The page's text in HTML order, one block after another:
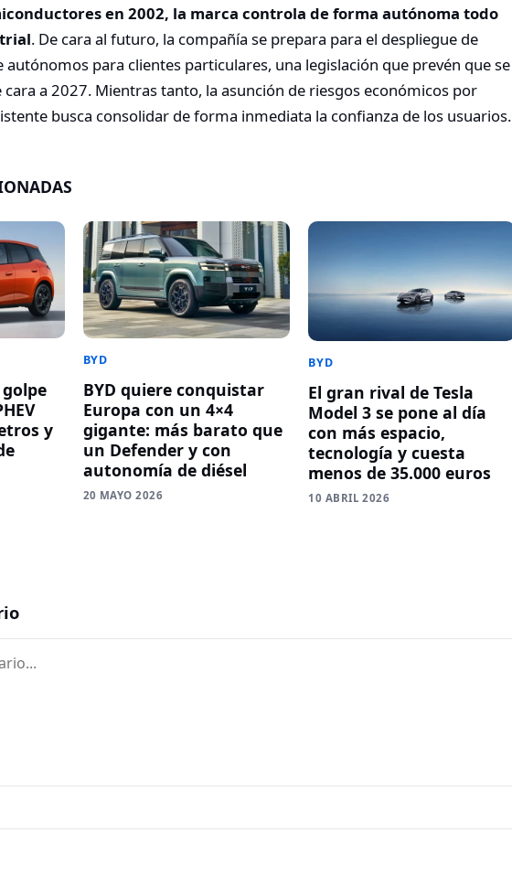
en 2002, la marca controla de forma autónoma todo
. De cara al futuro, la compañía se prepara para el despliegue de
para clientes particulares, una legislación que prevén que se
cara a 2027. Mientras tanto, la asunción de riesgos económicos por
busca consolidar de forma inmediata la confianza de los usuarios.
y
BYD
BYD quiere conquistar
Europa con un 4×4
gigante: más barato que
un Defender y con
autonomía de diésel
20 MAYO 2026
BYD
El gran rival de Tesla
Model 3 se pone al día
con más espacio,
tecnología y cuesta
menos de 35.000 euros
10 ABRIL 2026